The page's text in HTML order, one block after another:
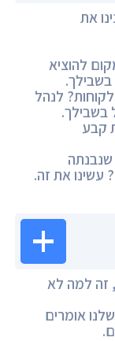
את
להוציא
בשבילך.
לנהל
בשבילך.
קבע
שנבנתה
במחשבה על שנת 2050 ולא על 1950? עשינו את זה.
זה למה לא
אומרים